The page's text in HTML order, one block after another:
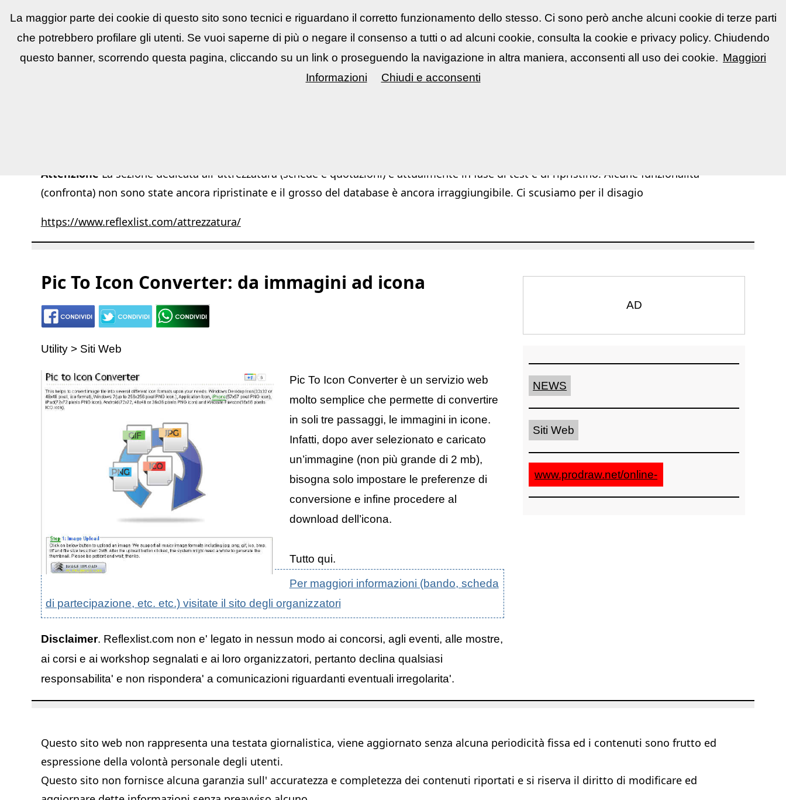
ReflexLIST▼ News e utility ▼ Concorsi fotografici ▼ Mostre Eventi▼ Contatti 🇮🇹 Italiano
Attenzione La sezione dedicata all''attrezzatura (schede e quotazioni) è attualmente in fase di test e di ripristino. Alcune funzionalità
(confronta) non sono state ancora ripristinate e il grosso del database è ancora irraggiungibile. Ci scusiamo per il disagio
https://www.reflexlist.com/attrezzatura/
Pic To Icon Converter: da immagini ad icona
Utility > Siti Web
Pic To Icon Converter è un servizio web
molto semplice che permette di convertire
in soli tre passaggi, le immagini in icone.
Infatti, dopo aver selezionato e caricato
un’immagine (non più grande di 2 mb),
bisogna solo impostare le preferenze di
conversione e infine procedere al
download dell’icona.
Tutto qui.
Per maggiori informazioni (bando, scheda
di partecipazione, etc. etc.) visitate il sito degli organizzatori
Disclaimer. Reflexlist.com non e' legato in nessun modo ai concorsi, agli eventi, alle mostre,
ai corsi e ai workshop segnalati e ai loro organizzatori, pertanto declina qualsiasi
responsabilita' e non rispondera' a comunicazioni riguardanti eventuali irregolarita'.
AD
NEWS
Siti Web
www.prodraw.net/online-
Questo sito web non rappresenta una testata giornalistica, viene aggiornato senza alcuna periodicità fissa ed i contenuti sono frutto ed
espressione della volontà personale degli utenti.
Questo sito non fornisce alcuna garanzia sull' accuratezza e completezza dei contenuti riportati e si riserva il diritto di modificare ed
La maggior parte dei cookie di questo sito sono tecnici e riguardano il corretto funzionamento dello stesso. Ci sono però anche alcuni cookie di terze parti
che potrebbero profilare gli utenti. Se vuoi saperne di più o negare il consenso a tutti o ad alcuni cookie, consulta la cookie e privacy policy. Chiudendo
questo banner, scorrendo questa pagina, cliccando su un link o proseguendo la navigazione in altra maniera, acconsenti all uso dei cookie. Maggiori
Informazioni
Chiudi e acconsenti